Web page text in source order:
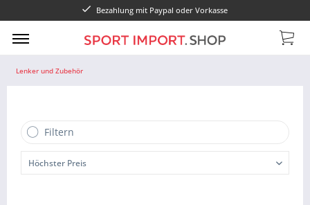
Lenker und Zubehör
Filtern